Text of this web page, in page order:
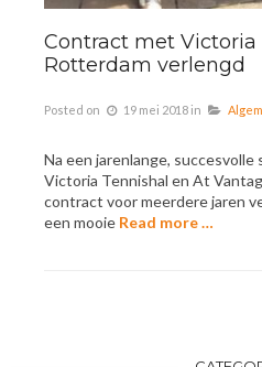
Contract met Victoria
Rotterdam verlengd
Posted on 19 mei 2018 in
Na een jarenlange,
Victoria Tennishal en At
contract voor meerdere jaren
een mooie Read more …